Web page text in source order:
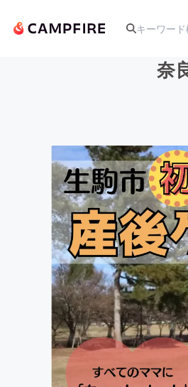
アート・
テクノロ
映像・映
ビジネス
まちづく
奈